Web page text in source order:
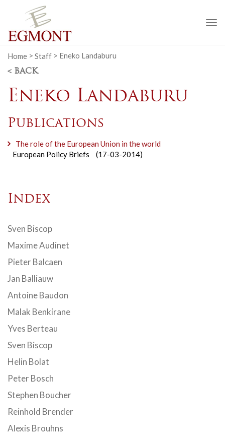
Home > Staff > Eneko Landaburu
< BACK
Eneko Landaburu
Publications
The role of the European Union in the world
European Policy Briefs
(17-03-2014)
Index
Sven Biscop
Maxime Audinet
Pieter Balcaen
Jan Balliauw
Antoine Baudon
Malak Benkirane
Yves Berteau
Sven Biscop
Helin Bolat
Peter Bosch
Stephen Boucher
Reinhold Brender
Alexis Brouhns